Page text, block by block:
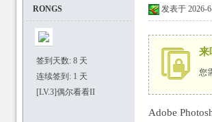
RONGS
签到天数: 8 天
连续签到: 1 天
[LV.3]偶尔看看II
发表于 2026-
来
您
Adobe